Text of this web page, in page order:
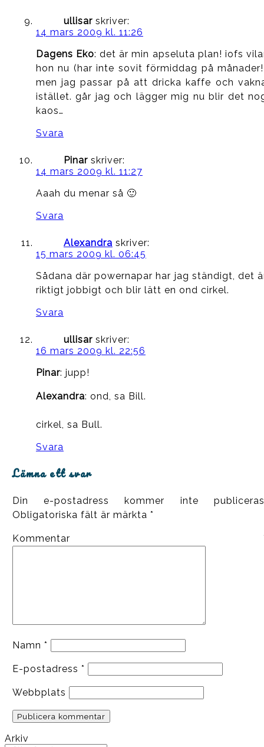
ullisar skriver:
14 mars 2009 kl. 11:26
Dagens Eko: det är min apseluta plan! iofs
hon nu (har inte sovit förmiddag på
men jag passar på att dricka kaffe och
istället. går jag och lägger mig nu blir det
kaos…
Svara
Pinar skriver:
14 mars 2009 kl. 11:27
Aaah du menar så 🙂
Svara
Alexandra skriver:
15 mars 2009 kl. 06:45
Sådana där powernapar har jag ständigt, det
riktigt jobbigt och blir lätt en ond cirkel.
Svara
ullisar skriver:
16 mars 2009 kl. 22:56
Pinar: jupp!
Alexandra: ond, sa Bill.
cirkel, sa Bull.
Svara
Lämna ett svar
Din e-postadress kommer inte
Obligatoriska fält är märkta *
Kommentar
Namn *
E-postadress *
Webbplats
Arkiv